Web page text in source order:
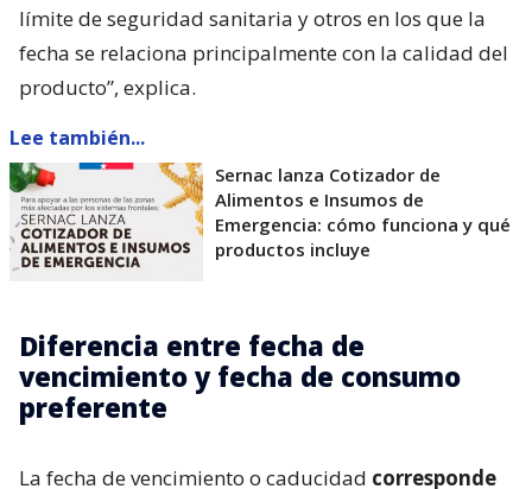
límite de seguridad sanitaria y otros en los que la
fecha se relaciona principalmente con la calidad del
producto”, explica.
Lee también...
Sernac lanza Cotizador de
Alimentos e Insumos de
Emergencia: cómo funciona y qué
productos incluye
Diferencia entre fecha de
vencimiento y fecha de consumo
preferente
La fecha de vencimiento o caducidad corresponde